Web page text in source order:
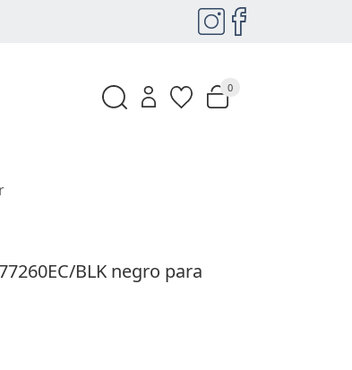
0
BLK negro para